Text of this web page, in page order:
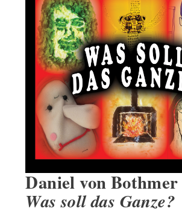
Daniel von Bothmer
Was soll das Ganze?